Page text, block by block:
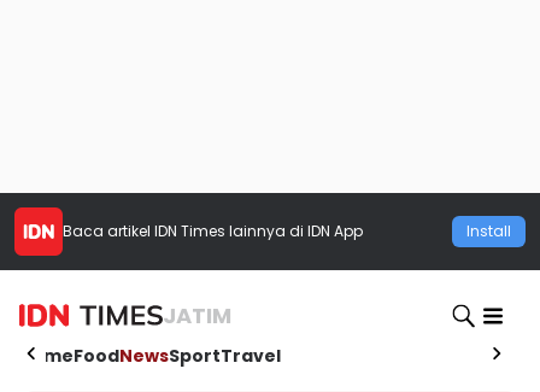
Baca artikel IDN Times lainnya di IDN App Install
JATIM
HomeFoodNewsSportTravel